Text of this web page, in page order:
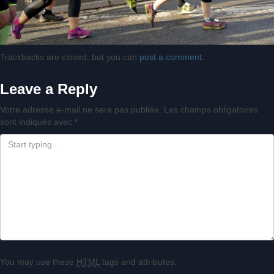
Trackbacks are closed, but you can post a comment
Leave a Reply
Votre adresse e-mail ne sera pas publiée.
Les champs obligatoires
sont indiqués avec *
You may use these HTML tags and attributes: